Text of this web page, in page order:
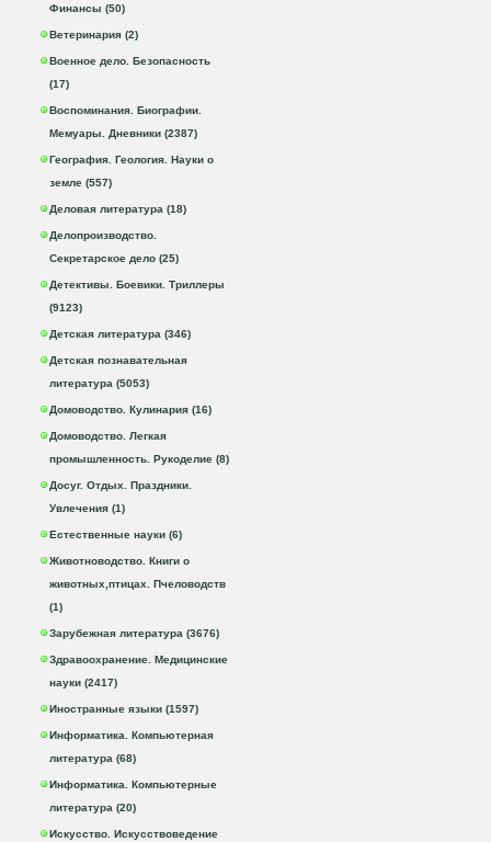
Финансы (50)
Ветеринария (2)
Военное дело. Безопасность
(17)
Воспоминания. Биографии.
Мемуары. Дневники (2387)
География. Геология. Науки о
земле (557)
Деловая литература (18)
Делопроизводство.
Секретарское дело (25)
Детективы. Боевики. Триллеры
(9123)
Детская литература (346)
Детская познавательная
литература (5053)
Домоводство. Кулинария (16)
Домоводство. Легкая
промышленность. Рукоделие (8)
Досуг. Отдых. Праздники.
Увлечения (1)
Естественные науки (6)
Животноводство. Книги о
животных,птицах. Пчеловодств
(1)
Зарубежная литература (3676)
Здравоохранение. Медицинские
науки (2417)
Иностранные языки (1597)
Информатика. Компьютерная
литература (68)
Информатика. Компьютерные
литература (20)
Искусство. Искусствоведение